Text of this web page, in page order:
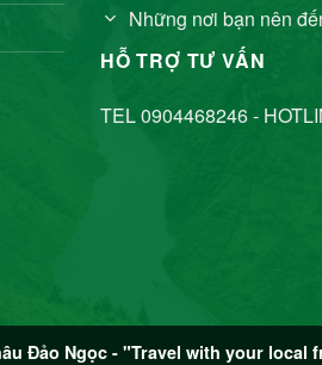
Những nơi bạn nên
HỖ TRỢ TƯ VẤN
TEL 0904468246 -
Đảo Ngọc - "Travel with your local